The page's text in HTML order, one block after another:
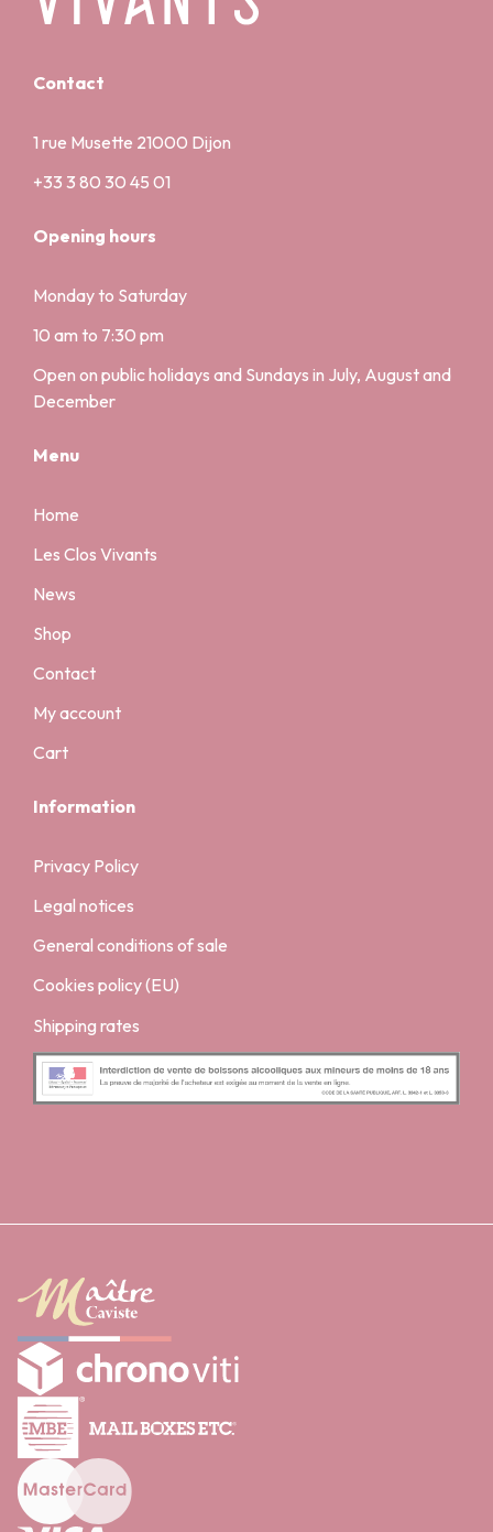
Contact
1 rue Musette 21000 Dijon
+33 3 80 30 45 01
Opening hours
Monday to Saturday
10 am to 7:30 pm
Open on public holidays and Sundays in July, August and
December
Menu
Home
Les Clos Vivants
News
Shop
Contact
My account
Cart
Information
Privacy Policy
Legal notices
General conditions of sale
Cookies policy (EU)
Shipping rates